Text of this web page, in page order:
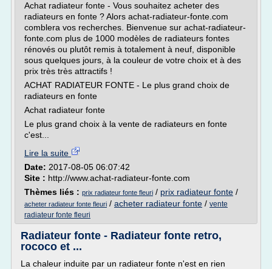
Achat radiateur fonte - Vous souhaitez acheter des
radiateurs en fonte ? Alors achat-radiateur-fonte.com
comblera vos recherches. Bienvenue sur achat-radiateur-
fonte.com plus de 1000 modèles de radiateurs fontes
rénovés ou plutôt remis à totalement à neuf, disponible
sous quelques jours, à la couleur de votre choix et à des
prix très très attractifs !
ACHAT RADIATEUR FONTE - Le plus grand choix de
radiateurs en fonte
Achat radiateur fonte
Le plus grand choix à la vente de radiateurs en fonte
c'est...
Lire la suite
Date: 2017-08-05 06:07:42
Site : http://www.achat-radiateur-fonte.com
Thèmes liés : prix radiateur fonte fleuri / prix radiateur fonte /
acheter radiateur fonte fleuri / acheter radiateur fonte / vente
radiateur fonte fleuri
Radiateur fonte - Radiateur fonte retro,
rococo et ...
La chaleur induite par un radiateur fonte n'est en rien